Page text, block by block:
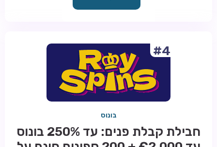
#4
בונוס
חבילת קבלת פנים: עד 250% בונוס